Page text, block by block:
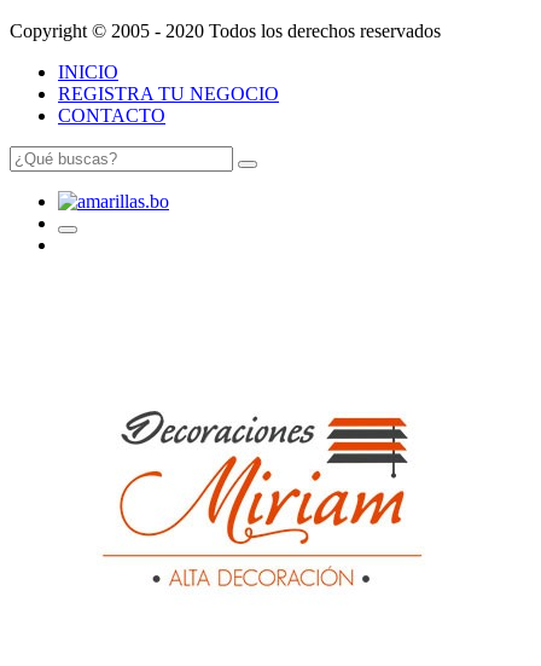
Copyright © 2005 - 2020 Todos los derechos reservados
INICIO
REGISTRA TU NEGOCIO
CONTACTO